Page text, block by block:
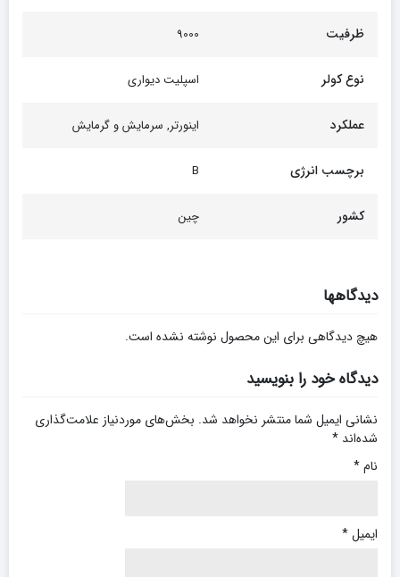
ظرفیت 9000
نوع کولر اسپلیت دیواری
عملکرد اینورتر, سرمایش و گرمایش
برچسب انرژی B
کشور چین
دیدگاهها
هیچ دیدگاهی برای این محصول نوشته نشده است.
دیدگاه خود را بنویسید
نشانی ایمیل شما منتشر نخواهد شد. بخش‌های موردنیاز علامت‌گذاری
شده‌اند *
نام*
ایمیل*